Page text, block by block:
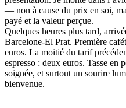
— non à cause du prix en soi,
payé et la valeur perçue.
Quelques heures plus tard,
Barcelone-El Prat. Première
euros. La moitié du tarif
espresso : deux euros. Tasse en
soignée, et surtout un sourire
bienvenue.